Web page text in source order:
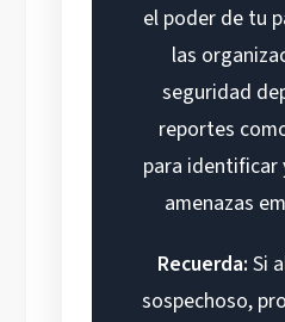
el poder de tu
las
seguridad
reportes
para identificar
amenazas
Recuerda: Si
sospechoso,